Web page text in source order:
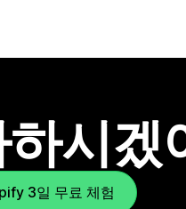
시겠
3일 무료 체험